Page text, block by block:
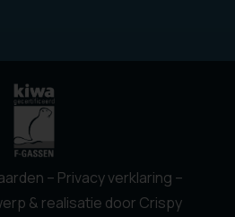
– Privacy verklaring –
& realisatie door Crispy